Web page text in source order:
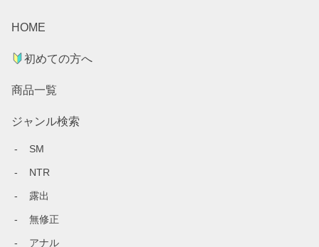
HOME
初めての方へ
商品一覧
ジャンル検索
SM
NTR
露出
無修正
アナル